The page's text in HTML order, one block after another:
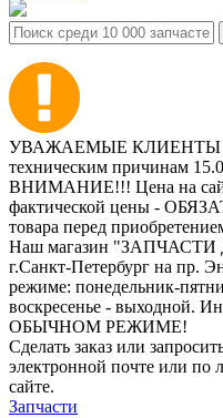
УВАЖАЕМЫЕ КЛИЕНТЫ
техническим причинам
ВНИМАНИЕ!!! Цена на
фактической цены -
товара перед
Наш магазин
г.Санкт-Петербург на пр.
режиме: понедельник-
воскресенье - выходной.
ОБЫЧНОМ РЕЖИМЕ!
Сделать заказ или
электронной почте или по
сайте.
Запчасти